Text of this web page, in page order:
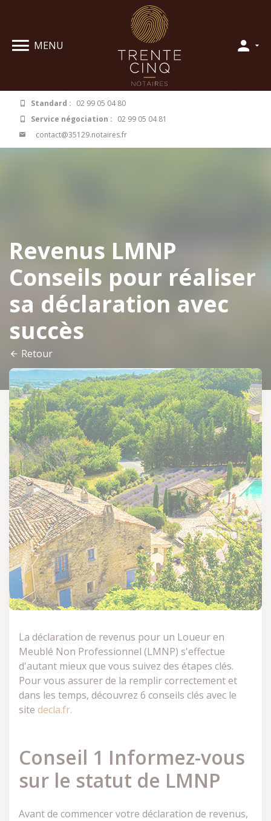
MENU
Standard : 02 99 05 04 80
Service négociation : 02 99 05 04 81
contact@35129.notaires.fr
Revenus LMNP
Conseils pour réaliser
sa déclaration avec
succès
Retour
La déclaration de revenus pour un Loueur en
Meublé Non Professionnel (LMNP) s'effectue
d'autant mieux que vous suivez des étapes clés.
Pour vous assurer de la remplir correctement et
dans les temps, découvrez 6 conseils clés avec le
site decla.fr.
Conseil 1 Informez-vous
sur le statut de LMNP
Avant de commencer votre déclaration de revenus,
Panneau de gestion des cookies